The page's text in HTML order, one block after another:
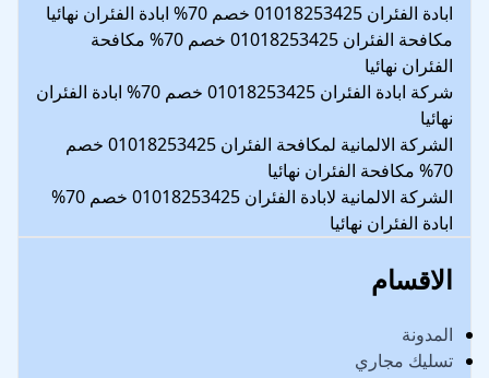
ابادة الفئران 01018253425 خصم 70% ابادة الفئران نهائيا
مكافحة الفئران 01018253425 خصم 70% مكافحة
الفئران نهائيا
شركة ابادة الفئران 01018253425 خصم 70% ابادة الفئران
نهائيا
الشركة الالمانية لمكافحة الفئران 01018253425 خصم
70% مكافحة الفئران نهائيا
الشركة الالمانية لابادة الفئران 01018253425 خصم 70%
ابادة الفئران نهائيا
الاقسام
المدونة
تسليك مجاري